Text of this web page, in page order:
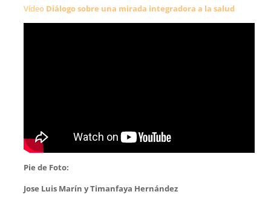
Vídeo Diálogo sobre una mirada integradora a la salud
Pie de Foto:
Jose Luis Marín y Timanfaya Hernández